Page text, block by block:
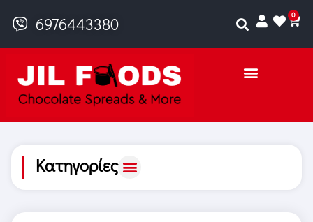
6976443380 0
Κατηγορίες